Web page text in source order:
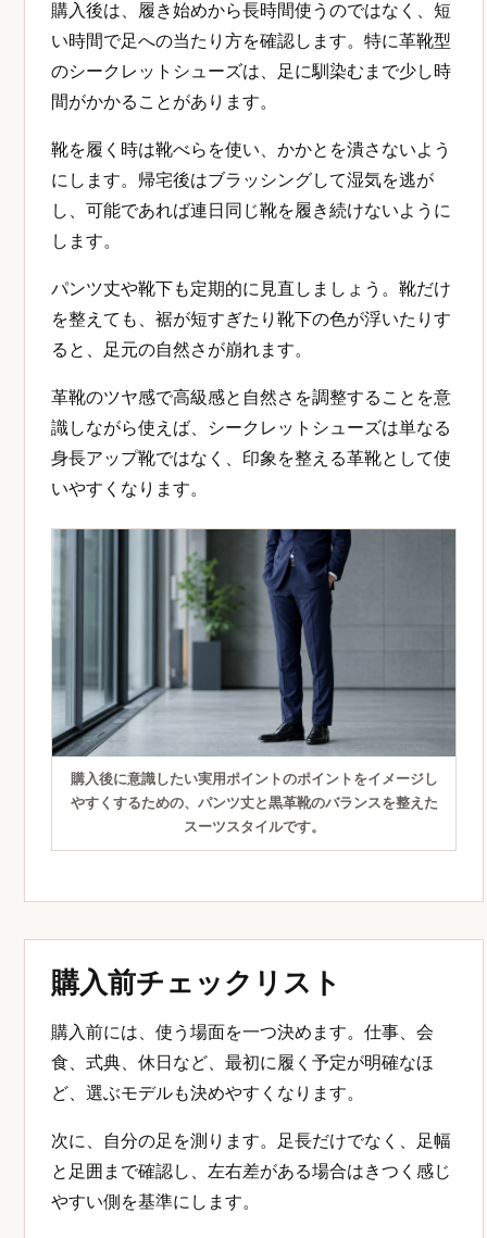
購入後は、履き始めから長時間使うのではなく、短
い時間で足への当たり方を確認します。特に革靴型
のシークレットシューズは、足に馴染むまで少し時
間がかかることがあります。
靴を履く時は靴べらを使い、かかとを潰さないよう
にします。帰宅後はブラッシングして湿気を逃が
し、可能であれば連日同じ靴を履き続けないように
します。
パンツ丈や靴下も定期的に見直しましょう。靴だけ
を整えても、裾が短すぎたり靴下の色が浮いたりす
ると、足元の自然さが崩れます。
革靴のツヤ感で高級感と自然さを調整することを意
識しながら使えば、シークレットシューズは単なる
身長アップ靴ではなく、印象を整える革靴として使
いやすくなります。
購入後に意識したい実用ポイントのポイントをイメージし
やすくするための、パンツ丈と黒革靴のバランスを整えた
スーツスタイルです。
購入前チェックリスト
購入前には、使う場面を一つ決めます。仕事、会
食、式典、休日など、最初に履く予定が明確なほ
ど、選ぶモデルも決めやすくなります。
次に、自分の足を測ります。足長だけでなく、足幅
と足囲まで確認し、左右差がある場合はきつく感じ
やすい側を基準にします。